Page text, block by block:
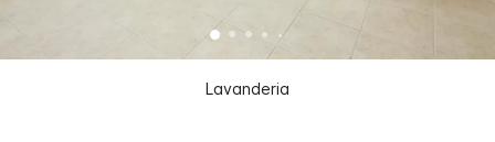
Lavanderia